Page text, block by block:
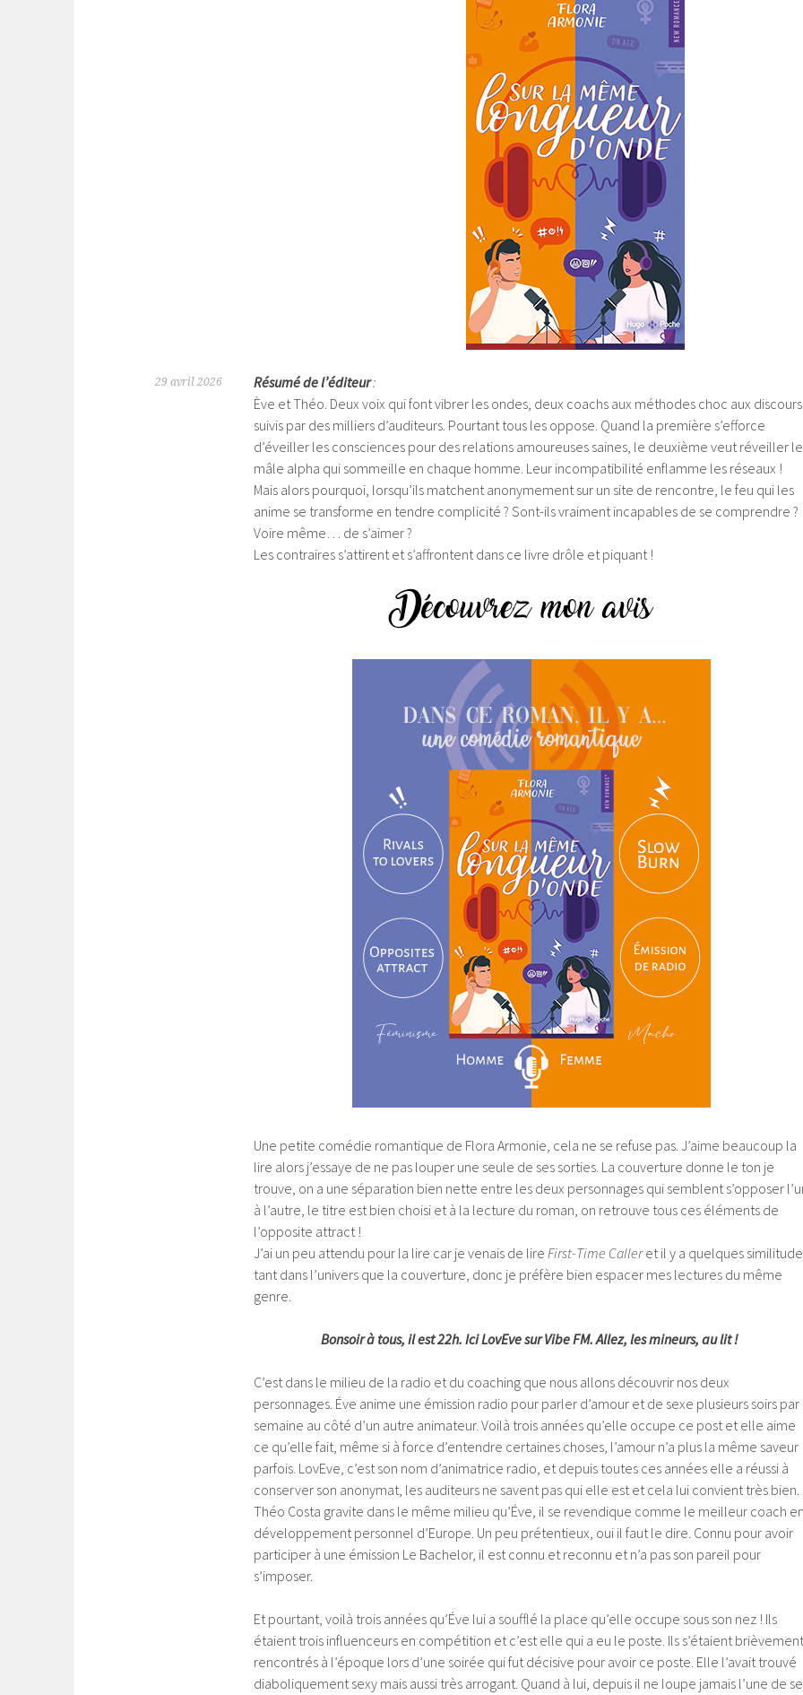
29 avril 2026 Résumé de l’éditeur:
Ève et Théo. Deux voix qui font vibrer les ondes, deux coachs aux méthodes choc aux discours
suivis par des milliers d’auditeurs. Pourtant tous les oppose. Quand la première s’efforce
d’éveiller les consciences pour des relations amoureuses saines, le deuxième veut réveiller le
mâle alpha qui sommeille en chaque homme. Leur incompatibilité enflamme les réseaux !
Mais alors pourquoi, lorsqu’ils matchent anonymement sur un site de rencontre, le feu qui les
anime se transforme en tendre complicité ? Sont-ils vraiment incapables de se comprendre ?
Voire même… de s’aimer ?
Les contraires s’attirent et s’affrontent dans ce livre drôle et piquant !
Une petite comédie romantique de Flora Armonie, cela ne se refuse pas. J’aime beaucoup la
lire alors j’essaye de ne pas louper une seule de ses sorties. La couverture donne le ton je
trouve, on a une séparation bien nette entre les deux personnages qui semblent s’opposer
à l’autre, le titre est bien choisi et à la lecture du roman, on retrouve tous ces éléments de
l’opposite attract !
J’ai un peu attendu pour la lire car je venais de lire First-Time Calleret il y a quelques
tant dans l’univers que la couverture, donc je préfère bien espacer mes lectures du même
genre.
Bonsoir à tous, il est 22h. Ici LovEve sur Vibe FM. Allez, les mineurs, au lit !
C’est dans le milieu de la radio et du coaching que nous allons découvrir nos deux
personnages. Éve anime une émission radio pour parler d’amour et de sexe plusieurs soirs par
semaine au côté d’un autre animateur. Voilà trois années qu’elle occupe ce post et elle aime
ce qu’elle fait, même si à force d’entendre certaines choses, l’amour n’a plus la même saveur
parfois. LovEve, c’est son nom d’animatrice radio, et depuis toutes ces années elle a réussi à
conserver son anonymat, les auditeurs ne savent pas qui elle est et cela lui convient très bien.
Théo Costa gravite dans le même milieu qu’Éve, il se revendique comme le meilleur coach
développement personnel d’Europe. Un peu prétentieux, oui il faut le dire. Connu pour avoir
participer à une émission Le Bachelor, il est connu et reconnu et n’a pas son pareil pour
s’imposer.
Et pourtant, voilà trois années qu’Éve lui a soufflé la place qu’elle occupe sous son nez ! Ils
étaient trois influenceurs en compétition et c’est elle qui a eu le poste. Ils s’étaient brièvement
rencontrés à l’époque lors d’une soirée qui fut décisive pour avoir ce poste. Elle l’avait trouvé
diaboliquement sexy mais aussi très arrogant. Quand à lui, depuis il ne loupe jamais l’une de